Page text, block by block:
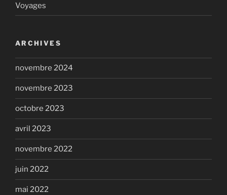
Voyages
ARCHIVES
novembre 2024
novembre 2023
octobre 2023
avril 2023
novembre 2022
juin 2022
mai 2022